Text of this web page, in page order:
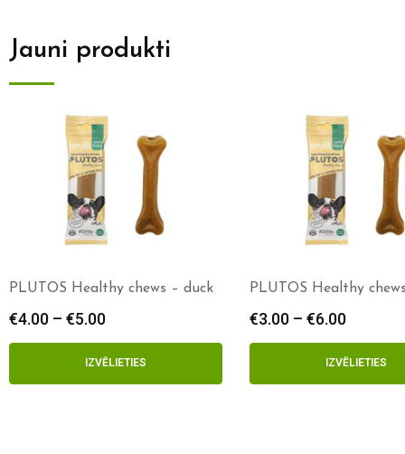
Jauni produkti
PLUTOS Healthy chews – duck
€4.00 – €5.00
IZVĒLIETIES
PLUTOS Healthy
€3.00 – €6.00
IZVĒLIETIES